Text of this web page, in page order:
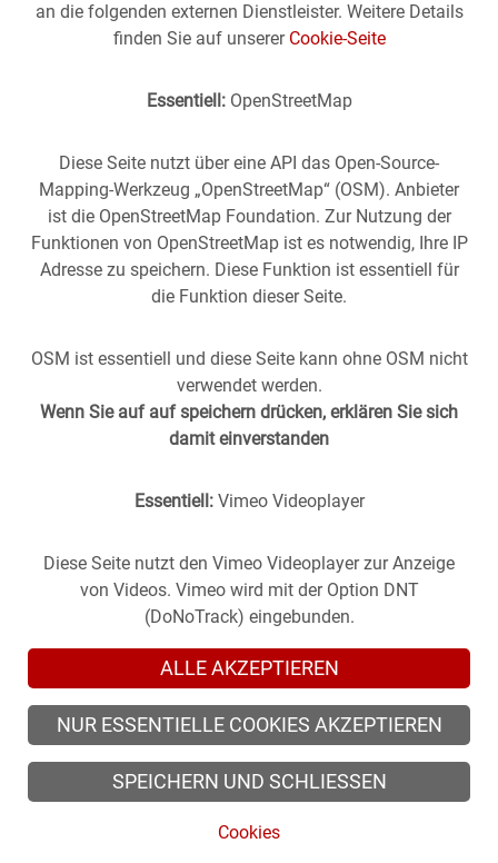
Stuttgart aus derVergangenheitin dieGegenwart
Historische Fotos aus Stuttgart im direkten Vergleich mit
zeitgenössischen Bildern.
© 2026 zeitsprung-stuttgart.de, alle Rechte vorbehalten
© 2026 Alle Rechte der Fotografen vorbehalten.
Impressum/
an die folgenden externen Dienstleister. Weitere Details
finden Sie auf unserer Cookie-Seite
Essentiell:OpenStreetMap
Diese Seite nutzt über eine API das Open-Source-
Mapping-Werkzeug „OpenStreetMap“ (OSM). Anbieter
ist die OpenStreetMap Foundation. Zur Nutzung der
Funktionen von OpenStreetMap ist es notwendig, Ihre IP
Adresse zu speichern. Diese Funktion ist essentiell für
die Funktion dieser Seite.
OSM ist essentiell und diese Seite kann ohne OSM nicht
verwendet werden.
Wenn Sie auf auf speichern drücken, erklären Sie sich
damit einverstanden
Essentiell:Vimeo Videoplayer
Diese Seite nutzt den Vimeo Videoplayer zur Anzeige
von Videos. Vimeo wird mit der Option DNT
(DoNoTrack) eingebunden.
ALLE AKZEPTIEREN
NUR ESSENTIELLE COOKIES AKZEPTIEREN
SPEICHERN UND SCHLIESSEN
Cookies